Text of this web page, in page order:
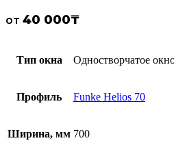
от 40 000₸
Тип окна Одностворчатое
Профиль Funke Helios 70
Ширина, мм 700